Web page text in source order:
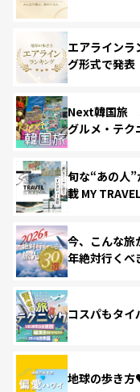
エアライン
グ形式で発表
Next韓国旅
グルメ・テク
旬な“あの人
載 MY
今、こんな旅
年絶対行くべ
コスパもタイ
地球の歩き